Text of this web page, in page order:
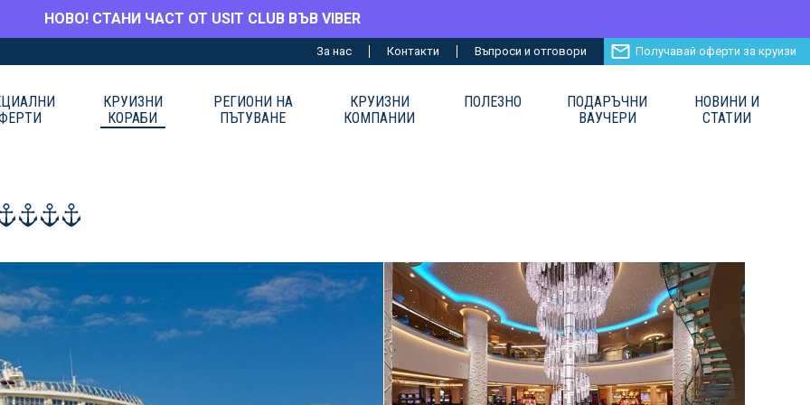
НОВО! СТАНИ ЧАСТ ОТ USIT CLUB ВЪВ VIBER
За нас Контакти Въпроси и отговори Получавай оферти за круизи
КРУИЗНИ
КОРАБИ
РЕГИОНИ НА
ПЪТУВАНЕ
КРУИЗНИ
КОМПАНИИ
ПОЛЕЗНО
ПОДАРЪЧНИ
ВАУЧЕРИ
НОВИНИ И
СТАТИИ